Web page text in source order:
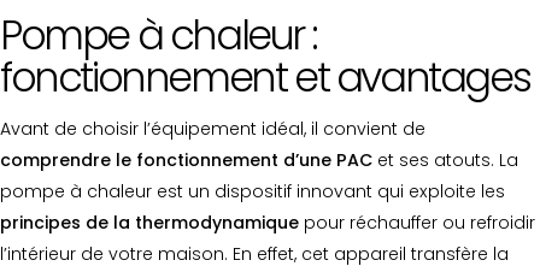
Pompe à chaleur :
fonctionnement et avantages
Avant de choisir l’équipement idéal, il convient de
comprendre le fonctionnement d’une PAC et ses atouts. La
pompe à chaleur est un dispositif innovant qui exploite les
principes de la thermodynamique pour réchauffer ou refroidir
l’intérieur de votre maison. En effet, cet appareil transfère la